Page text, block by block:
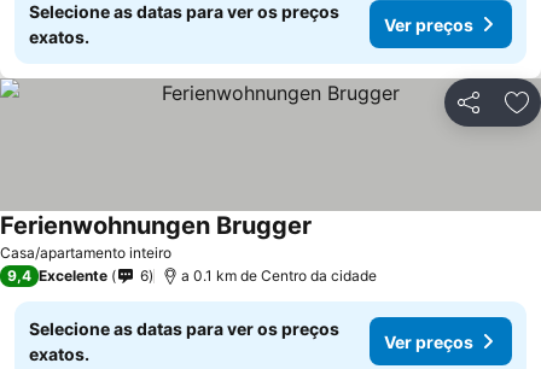
Selecione as datas para ver os preços
exatos.
Ver preços
Partilhar
Casa/apartamento inteiro
Ferienwohnungen Brugger
9,4 Excelente 6 a 0.1 km de Centro da cidade
Selecione as datas para ver os preços
exatos.
Ver preços